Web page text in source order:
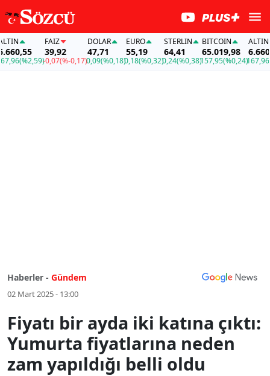
(%2,59)
FAİZ
39,92
-0,07(%-0,17)
DOLAR
47,71
0,09(%0,18)
EURO
55,19
0,18(%0,32)
STERLIN
64,41
0,24(%0,38)
BITCOIN
65.019,98
157,95(%0,24)
ALTIN
167,96
Haberler - Gündem
02 Mart 2025 - 13:00
Fiyatı bir ayda iki katına çıktı:
Yumurta fiyatlarına neden
zam yapıldığı belli oldu